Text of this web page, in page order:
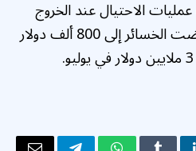
الاحتيال عند الخروج
انخفاضًا كبيرًا، حيث انخفضت الخسائر إلى 800 ألف دولار